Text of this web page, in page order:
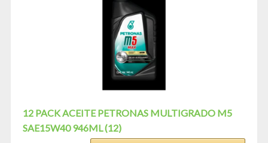
12 PACK ACEITE PETRONAS MULTIGRADO M5
SAE15W40 946ML (12)